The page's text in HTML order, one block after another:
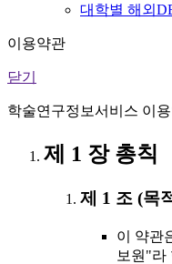
대학별 해외
이용약관
닫기
학술연구정보서비스 이
제 1 장 총칙
제 1 조 (목
이 약관
보원"라